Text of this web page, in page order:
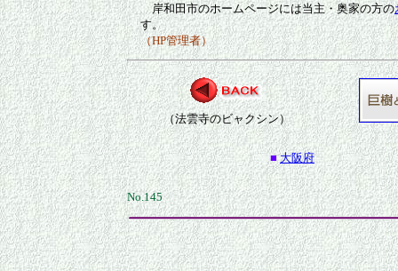
岸和田市のホームページには当主・奥家の方の
す。
（HP管理者）
（法雲寺のビャクシン）
■ 大阪府
No.145